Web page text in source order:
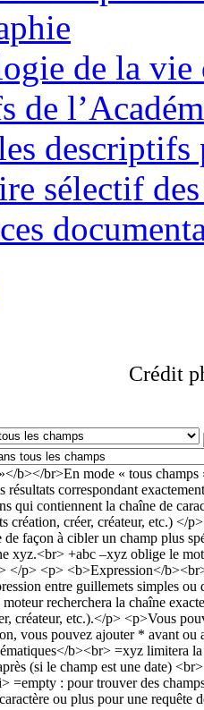
de la vie
de
descriptifs
sélectif
Crédit